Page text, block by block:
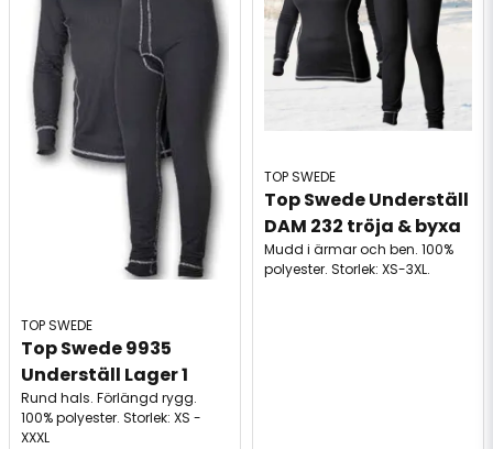
TOP SWEDE
Top Swede 9935
Underställ Lager 1
Rund hals. Förlängd rygg.
100% polyester. Storlek: XS -
XXXL
TOP SWEDE
Top Swede Underställ
DAM 232 tröja & byxa
Mudd i ärmar och ben. 100%
polyester. Storlek: XS-3XL.